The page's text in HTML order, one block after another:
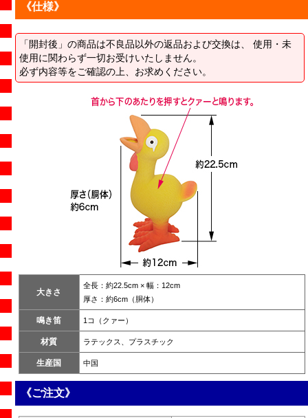
《仕様》
「開封後」の商品は不良品以外の返品および交換は、 使用・未
使用に関わらず一切お受けいたしません。
必ず内容等をご確認の上、お求めください。
大きさ
全長：約22.5cm × 幅：12cm
厚さ：約6cm（胴体）
鳴き笛 1コ（クァー）
材質 ラテックス、プラスチック
生産国 中国
《ご注文》